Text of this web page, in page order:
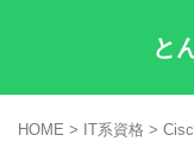
と
HOME > IT系資格 >